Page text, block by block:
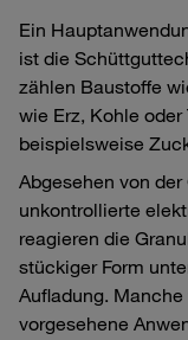
Ein
ist die
zählen Baustoffe
wie Erz, Kohle
beispielsweise
Abgesehen von
unkontrollierte
reagieren die
stückiger Form
Aufladung.
vorgesehene